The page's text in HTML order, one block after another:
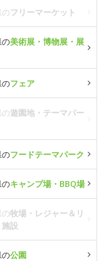
フリーマーケット
美術展・博物展・展
フェア
遊園地・テーマパー
フードテーマパーク
キャンプ場・BBQ場
牧場・レジャー＆リ
設
公園